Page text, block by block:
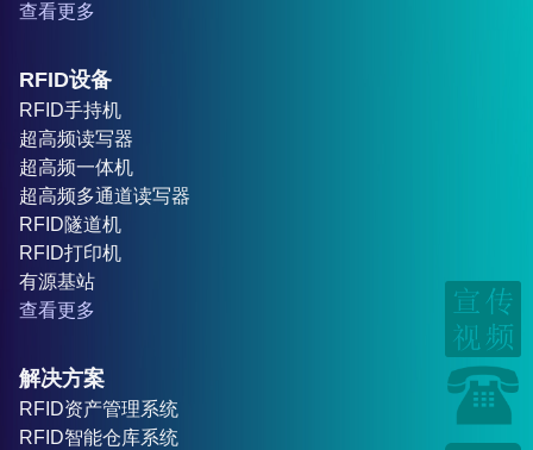
查看更多
RFID设备
RFID手持机
超高频读写器
超高频一体机
超高频多通道读写器
RFID隧道机
RFID打印机
有源基站
查看更多
解决方案
RFID资产管理系统
RFID智能仓库系统